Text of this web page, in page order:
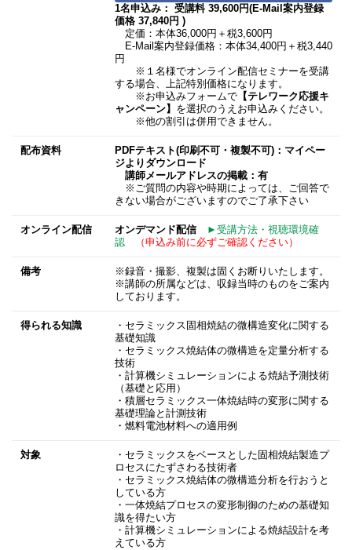
1名申込み： 受講料 39,600円(E-Mail案内登録
価格 37,840円 )
定価：本体36,000円＋税3,600円
E-Mail案内登録価格：本体34,400円＋税3,440
円
※１名様でオンライン配信セミナーを受講
する場合、上記特別価格になります。
※お申込みフォームで【テレワーク応援キ
ャンペーン】
を選択のうえお申込みください。
※他の割引は併用できません。
配布資料
PDFテキスト(印刷不可・複製不可)：マイペー
ジよりダウンロード
講師メールアドレスの掲載：有
※ご質問の内容や時期によっては、ご回答で
きない場合がございますのでご了承下さい
オンライン配信 オンデマンド配信
►受講方法・視聴環境確
認
（申込み前に必ずご確認ください）
備考
※録音・撮影、複製は固くお断りいたします。
※講師の所属などは、収録当時のものをご案内
しております。
得られる知識
・セラミックス固相焼結の微構造変化に関する
基礎知識
・セラミックス焼結体の微構造を定量分析する
技術
・計算機シミュレーションによる焼結予測技術
（基礎と応用）
・積層セラミックス一体焼結時の変形に関する
基礎理論と計測技術
・燃料電池材料への適用例
対象
・セラミックスをベースとした固相焼結製造プ
ロセスにたずさわる技術者
・セラミックス焼結体の微構造分析を行おうと
している方
・一体焼結プロセスの変形制御のための基礎知
識を得たい方
・計算機シミュレーションによる焼結設計を考
えている方